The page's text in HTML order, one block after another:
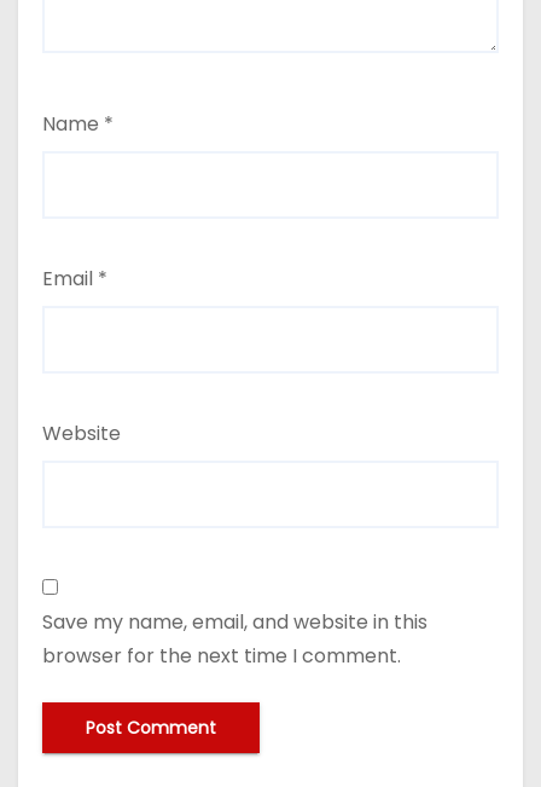
Name *
Email *
Website
Save my name, email, and website in this
browser for the next time I comment.